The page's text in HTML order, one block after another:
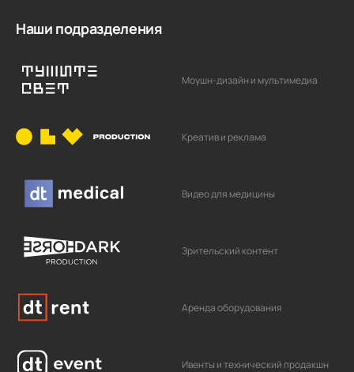
Наши подразделения
Моушн-дизайн и мультимедиа
Креатив и реклама
Видео для медицины
Зрительский контент
Аренда оборудования
Ивенты и технический продакшн